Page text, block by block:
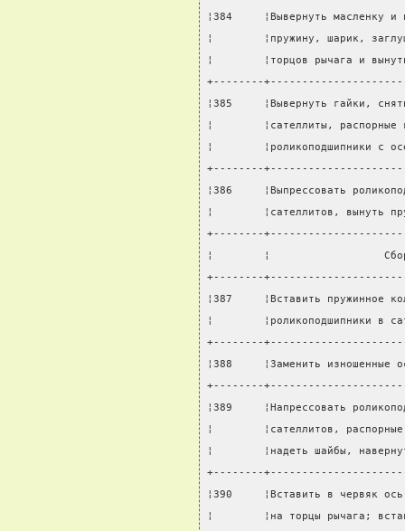
¦384     ¦Вывернуть
¦        ¦пружину, шарик,
¦        ¦торцов рычага и
+--------
¦385     ¦Вывернуть гайки,
¦        ¦сателлиты,
¦        ¦роликоподшипники
+--------
¦386     ¦Выпрессовать
¦        ¦сателлитов, вынуть
+--------
¦        ¦
+--------
¦387     ¦Вставить пружинное
¦
+--------
¦388     ¦Заменить
+--------
¦389     ¦Напрессовать
¦        ¦сателлитов,
¦        ¦надеть шайбы,
+--------
¦390     ¦Вставить в червяк
¦        ¦на торцы рычага;